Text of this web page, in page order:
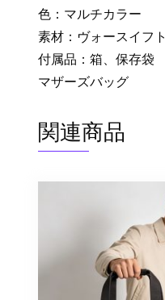
色：マルチカラー
素材：ヴォースイフト
付属品：箱、保存袋
マザーズバッグ
関連商品